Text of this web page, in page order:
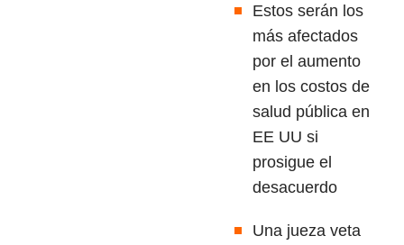
Estos serán los
más afectados
por el aumento
en los costos de
salud pública en
EE UU si
prosigue el
desacuerdo
Una jueza veta